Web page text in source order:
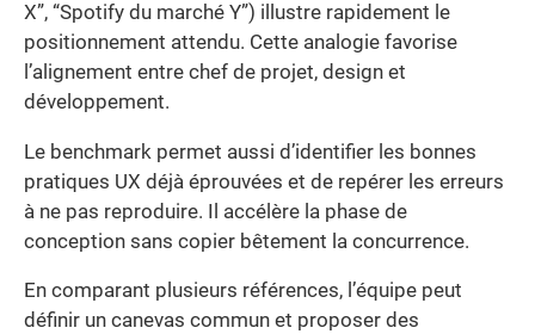
X”, “Spotify du marché Y”) illustre rapidement le
positionnement attendu. Cette analogie favorise
l’alignement entre chef de projet, design et
développement.
Le benchmark permet aussi d’identifier les bonnes
pratiques UX déjà éprouvées et de repérer les erreurs
à ne pas reproduire. Il accélère la phase de
conception sans copier bêtement la concurrence.
En comparant plusieurs références, l’équipe peut
définir un canevas commun et proposer des